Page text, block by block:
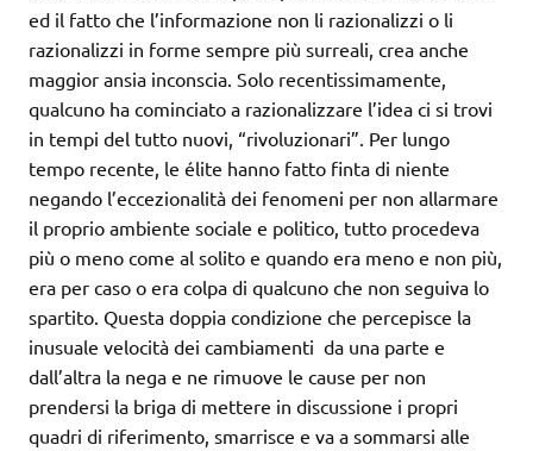
ed il fatto che l’informazione non li razionalizzi o li
razionalizzi in forme sempre più surreali, crea anche
maggior ansia inconscia. Solo recentissimamente,
qualcuno ha cominciato a razionalizzare l’idea ci si trovi
in tempi del tutto nuovi, “rivoluzionari”. Per lungo
tempo recente, le élite hanno fatto finta di niente
negando l’eccezionalità dei fenomeni per non allarmare
il proprio ambiente sociale e politico, tutto procedeva
più o meno come al solito e quando era meno e non più,
era per caso o era colpa di qualcuno che non seguiva lo
spartito. Questa doppia condizione che percepisce la
inusuale velocità dei cambiamenti da una parte e
dall’altra la nega e ne rimuove le cause per non
prendersi la briga di mettere in discussione i propri
quadri di riferimento, smarrisce e va a sommarsi alle